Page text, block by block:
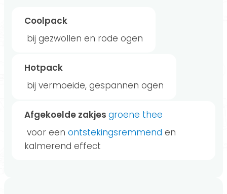
Coolpack
bij gezwollen en rode ogen
Hotpack
bij vermoeide, gespannen ogen
Afgekoelde zakjes groene thee
voor een ontstekingsremmend en
kalmerend effect